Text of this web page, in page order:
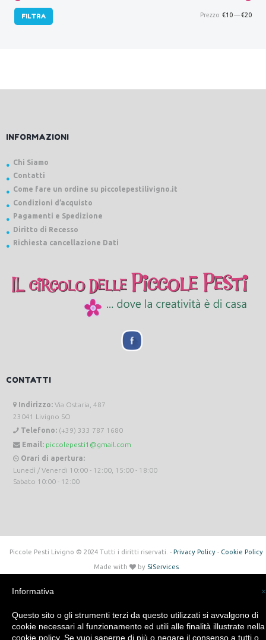
FILTRA Prezzo: €10—€20
INFORMAZIONI
Chi Siamo
Contatti
Come fare un ordine su piccolepestilivigno.it
Condizioni d’acquisto
Pagamenti e Spedizione
Diritto di Recesso
Richiesta cancellazione Dati
CONTATTI
Indirizzo: Via Ostaria, 487
23041 Livigno SO
Telefono: (+39) 333 787 1680
Email: piccolepesti1@gmail.com
Orari di apertura:
Lunedì / Venerdi 10:00 - 12:00, 15:00 - 18:00
Sabato 10:00 - 12:00
Piccole Pesti Livigno © 2024 Tutti i diritti riservati. - Privacy Policy- Cookie Policy
Made with by SìServices
×
Informativa
Questo sito o gli strumenti terzi da questo utilizzati si avvalgono di
cookie necessari al funzionamento ed utili alle finalità illustrate nella
cookie policy. Se vuoi saperne di più o negare il consenso a tutti o